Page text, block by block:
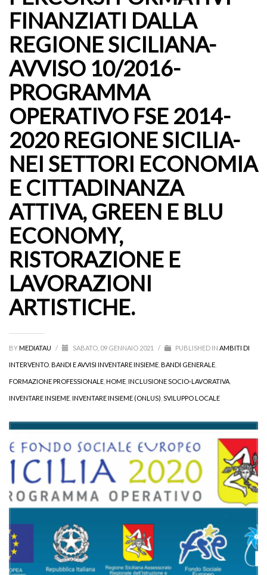
FINANZIATI DALLA
REGIONE SICILIANA-
AVVISO 10/2016-
PROGRAMMA
OPERATIVO FSE 2014-
2020 REGIONE SICILIA-
NEI SETTORI ECONOMIA
E CITTADINANZA
ATTIVA, GREEN E BLU
ECONOMY,
RISTORAZIONE E
LAVORAZIONI
ARTISTICHE.
BYMEDIATAU / SABATO, 09 GENNAIO 2021 / PUBLISHED IN AMBITI DI
INTERVENTO BANDI E AVVISI INVENTARE INSIEME BANDI GENERALE
FORMAZIONE PROFESSIONALE HOME INCLUSIONE SOCIO-LAVORATIVA
INVENTARE INSIEME INVENTARE INSIEME (ONLUS) SVILUPPO LOCALE